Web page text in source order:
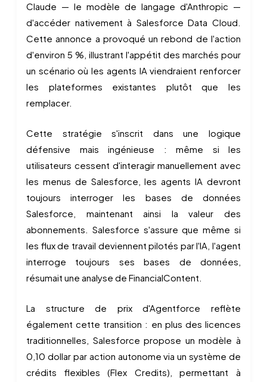
Claude — le modèle de langage d'Anthropic —
d'accéder nativement à Salesforce Data Cloud.
Cette annonce a provoqué un rebond de l'action
d'environ 5 %, illustrant l'appétit des marchés pour
un scénario où les agents IA viendraient renforcer
les plateformes existantes plutôt que les
remplacer.
Cette stratégie s'inscrit dans une logique
défensive mais ingénieuse : même si les
utilisateurs cessent d'interagir manuellement avec
les menus de Salesforce, les agents IA devront
toujours interroger les bases de données
Salesforce, maintenant ainsi la valeur des
abonnements. Salesforce s'assure que même si
les flux de travail deviennent pilotés par l'IA, l'agent
interroge toujours ses bases de données,
résumait une analyse de FinancialContent.
La structure de prix d'Agentforce reflète
également cette transition : en plus des licences
traditionnelles, Salesforce propose un modèle à
0,10 dollar par action autonome via un système de
crédits flexibles (Flex Credits), permettant à